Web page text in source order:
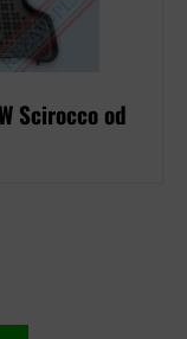
Scirocco od